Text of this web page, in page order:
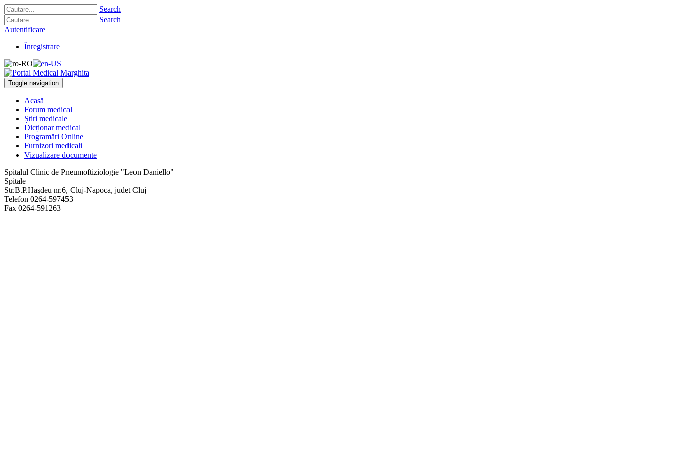
Search
Search
Autentificare
Înregistrare
Toggle navigation
Acasă
Forum medical
Știri medicale
Dicționar medical
Programări Online
Furnizori medicali
Vizualizare documente
Spitalul Clinic de Pneumoftiziologie "Leon Daniello"
Spitale
Str.B.P.Haşdeu nr.6, Cluj-Napoca, judet Cluj
Telefon 0264-597453
Fax 0264-591263